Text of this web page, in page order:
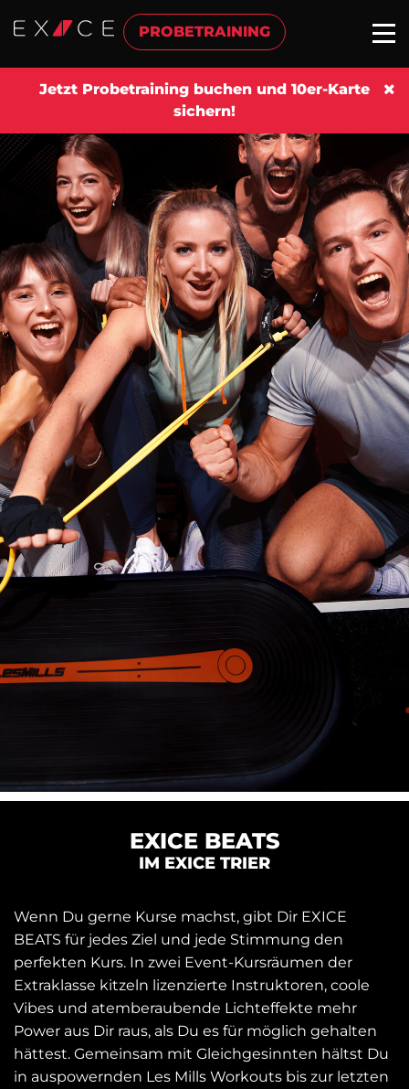
PROBETRAINING
Jetzt Probetraining buchen und 10er-Karte
sichern!
EXICE BEATS
IM EXICE TRIER
Wenn Du gerne Kurse machst, gibt Dir EXICE
BEATS für jedes Ziel und jede Stimmung den
perfekten Kurs. In zwei Event-Kursräumen der
Extraklasse kitzeln lizenzierte Instruktoren, coole
Vibes und atemberaubende Lichteffekte mehr
Power aus Dir raus, als Du es für möglich gehalten
hättest. Gemeinsam mit Gleichgesinnten hältst Du
in auspowernden Les Mills Workouts bis zur letzten